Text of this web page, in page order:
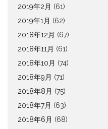
2019年2月 (61)
2019年1月 (62)
2018年12月 (67)
2018年11月 (61)
2018年10月 (74)
2018年9月 (71)
2018年8月 (75)
2018年7月 (63)
2018年6月 (68)